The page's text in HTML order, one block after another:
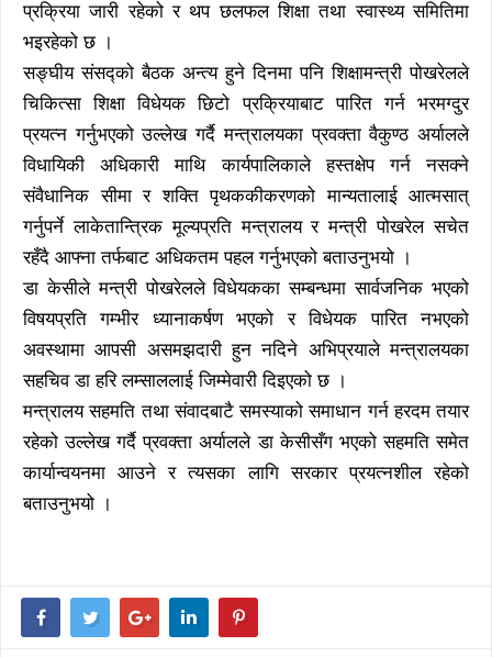
प्रक्रिया जारी रहेको र थप छलफल शिक्षा तथा स्वास्थ्य समितिमा
भइरहेको छ ।
सङ्घीय संसद्को बैठक अन्त्य हुने दिनमा पनि शिक्षामन्त्री पोखरेलले
चिकित्सा शिक्षा विधेयक छिटो प्रक्रियाबाट पारित गर्न भरमग्दुर
प्रयत्न गर्नुभएको उल्लेख गर्दै मन्त्रालयका प्रवक्ता वैकुण्ठ अर्यालले
विधायिकी अधिकारी माथि कार्यपालिकाले हस्तक्षेप गर्न नसक्ने
संवैधानिक सीमा र शक्ति पृथककीकरणको मान्यतालाई आत्मसात्
गर्नुपर्ने लाकेतान्त्रिक मूल्यप्रति मन्त्रालय र मन्त्री पोखरेल सचेत
रहँदै आफ्ना तर्फबाट अधिकतम पहल गर्नुभएको बताउनुभयो ।
डा केसीले मन्त्री पोखरेलले विधेयकका सम्बन्धमा सार्वजनिक भएको
विषयप्रति गम्भीर ध्यानाकर्षण भएको र विधेयक पारित नभएको
अवस्थामा आपसी असमझदारी हुन नदिने अभिप्रयाले मन्त्रालयका
सहचिव डा हरि लम्साललाई जिम्मेवारी दिइएको छ ।
मन्त्रालय सहमति तथा संवादबाटै समस्याको समाधान गर्न हरदम तयार
रहेको उल्लेख गर्दै प्रवक्ता अर्यालले डा केसीसँग भएको सहमति समेत
कार्यान्वयनमा आउने र त्यसका लागि सरकार प्रयत्नशील रहेको
बताउनुभयो ।